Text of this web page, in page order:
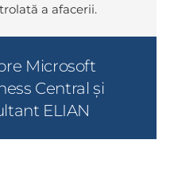
a afacerii.
Microsoft
Central și
ELIAN